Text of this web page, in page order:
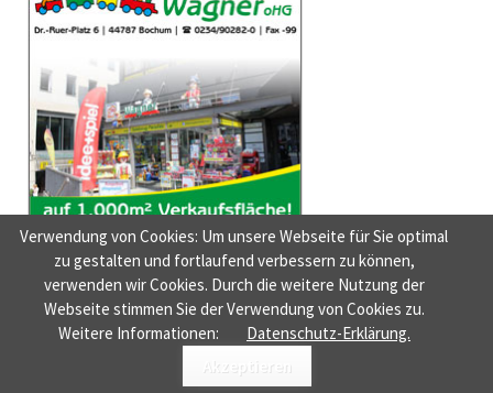
NAVIGATION
HOME AUSGABEN NEUIGKEITEN NEUE MUSIK
DER FILMTIPP
ROCKSOLID CONTAO THEMES & TEMPLATES
Verwendung von Cookies: Um unsere Webseite für Sie optimal
zu gestalten und fortlaufend verbessern zu können,
verwenden wir Cookies. Durch die weitere Nutzung der
Webseite stimmen Sie der Verwendung von Cookies zu.
Weitere Informationen:
Datenschutz-Erklärung.
Akzeptieren